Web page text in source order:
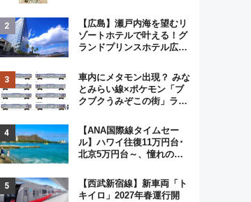
格謎解き・グッズ情報まと
め
【広島】瀬戸内海を望むリ
ゾートホテルで叶える！グ
ランドプリンスホテル広島
ジュアルパーティープラン
車内にメタモン出現？ みな
とみらい線×ポケモン「ブ
クブクうみぞこの街」ラッ
この夏は直通列車で横浜
へ！
【ANA国際線タイムセー
ル】ハワイ往復11万円台･
北京5万円台～、憧れのビ
GW旅行まで狙える激アツ
路線まとめ（8/10まで）
【西武新宿線】新車両「ト
キイロ」2027年春運行開